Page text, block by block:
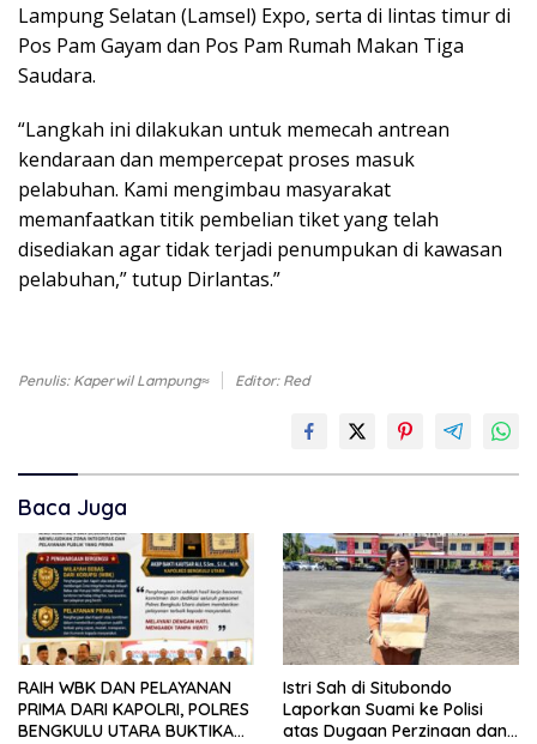
Lampung Selatan (Lamsel) Expo, serta di lintas timur di
Pos Pam Gayam dan Pos Pam Rumah Makan Tiga
Saudara.
“Langkah ini dilakukan untuk memecah antrean
kendaraan dan mempercepat proses masuk
pelabuhan. Kami mengimbau masyarakat
memanfaatkan titik pembelian tiket yang telah
disediakan agar tidak terjadi penumpukan di kawasan
pelabuhan,” tutup Dirlantas.”
Penulis: Kaperwil Lampung≈ Editor: Red
Baca Juga
RAIH WBK DAN PELAYANAN
PRIMA DARI KAPOLRI, POLRES
BENGKULU UTARA BUKTIKAN
Istri Sah di Situbondo
Laporkan Suami ke Polisi
atas Dugaan Perzinaan dan